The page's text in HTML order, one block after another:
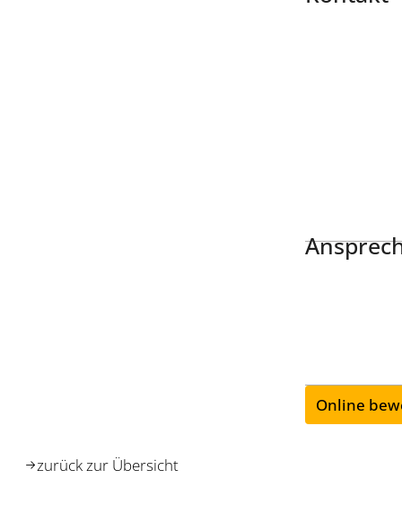
Online
zurück zur Übersicht